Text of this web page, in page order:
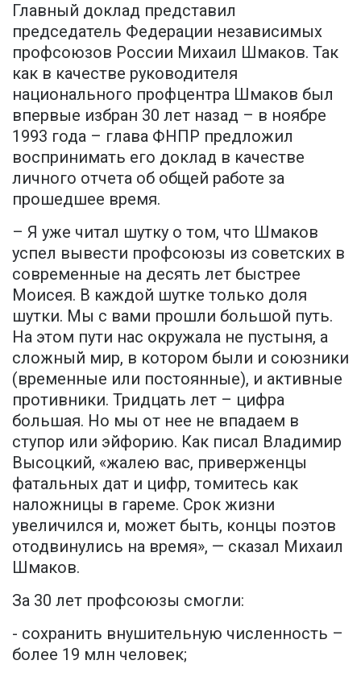
Главный доклад представил
председатель Федерации независимых
профсоюзов России Михаил Шмаков. Так
как в качестве руководителя
национального профцентра Шмаков был
впервые избран 30 лет назад – в ноябре
1993 года – глава ФНПР предложил
воспринимать его доклад в качестве
личного отчета об общей работе за
прошедшее время.
– Я уже читал шутку о том, что Шмаков
успел вывести профсоюзы из советских в
современные на десять лет быстрее
Моисея. В каждой шутке только доля
шутки. Мы с вами прошли большой путь.
На этом пути нас окружала не пустыня, а
сложный мир, в котором были и союзники
(временные или постоянные), и активные
противники. Тридцать лет – цифра
большая. Но мы от нее не впадаем в
ступор или эйфорию. Как писал Владимир
Высоцкий, «жалею вас, приверженцы
фатальных дат и цифр, томитесь как
наложницы в гареме. Срок жизни
увеличился и, может быть, концы поэтов
отодвинулись на время», — сказал Михаил
Шмаков.
За 30 лет профсоюзы смогли:
- сохранить внушительную численность –
более 19 млн человек;